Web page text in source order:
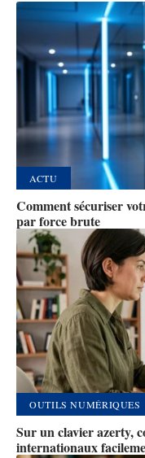
ACTU
Comment sécuriser
par force brute
OUTILS NUMÉRIQUES
Sur un clavier azerty,
internationaux